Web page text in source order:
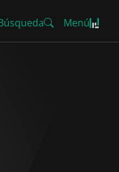
Menú